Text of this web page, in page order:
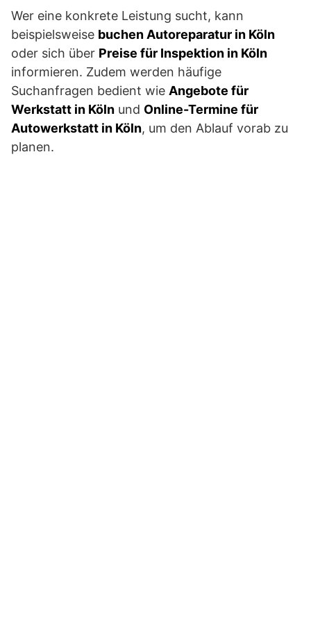
Wer eine konkrete Leistung sucht, kann
beispielsweise buchen Autoreparatur in Köln
oder sich über Preise für Inspektion in Köln
informieren. Zudem werden häufige
Suchanfragen bedient wie Angebote für
Werkstatt in Köln und Online-Termine für
Autowerkstatt in Köln, um den Ablauf vorab zu
planen.